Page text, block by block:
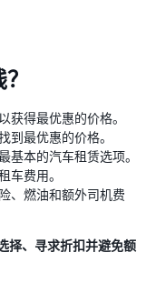
获得最优惠的价格。
最优惠的价格。
基本的汽车租赁选项。
车费用。
、燃油和额外司机费
择、寻求折扣并避免额